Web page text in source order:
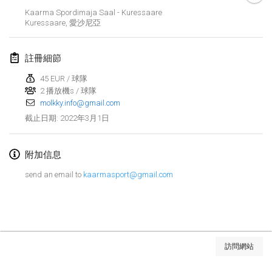
显示列表
Kaarma Spordimaja Saal - Kuressaare
Kuressaare, 愛沙尼亞
註冊細節
45 EUR / 球隊
2 播放機s / 球隊
molkky.info@gmail.com
截止日期: 2022年3月1日
附加信息
send an email to kaarmasport@gmail.com
訪問網站
2022年2月
2022年2月4日
TangoMölkky
2022年2月5日|芬蘭
2022年2月12日
Yamagata Tournament